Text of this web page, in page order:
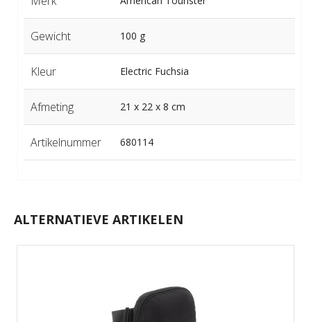
Gewicht 100 g
Kleur Electric Fuchsia
Afmeting 21 x 22 x 8 cm
Artikelnummer 680114
ALTERNATIEVE ARTIKELEN